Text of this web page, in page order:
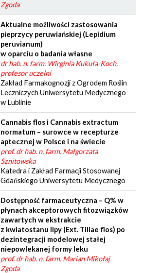
Zgoda
Aktualne możliwości zastosowania
pieprzycy peruwiańskiej (Lepidium
peruvianum)
w oparciu o badania własne
dr hab. n. farm. Wirginia Kukuła-Koch,
profesor uczelni
Zakład Farmakognozji z Ogrodem Roślin
Leczniczych Uniwersytetu Medycznego
w Lublinie
Cannabis flos i Cannabis extractum
normatum – surowce w recepturze
aptecznej w Polsce i na świecie
prof. dr hab. n. farm. Małgorzata
Sznitowska
Katedra i Zakład Farmacji Stosowanej
Gdańskiego Uniwersytetu Medycznego
Dostępność farmaceutyczna – Q% w
płynach akceptorowych fitozwiązków
zawartych w ekstrakcie
z kwiatostanu lipy (Ext. Tiliae flos) po
dezintegracji modelowej stałej
niepowlekanej formy leku
prof. dr hab. n. farm. Marian Mikołaj
Zgoda